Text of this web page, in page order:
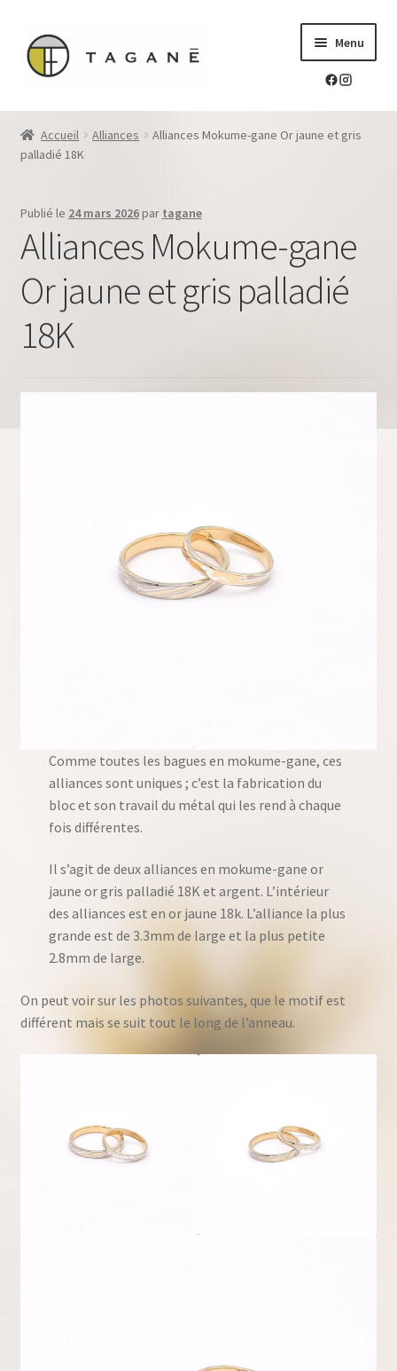
Aller
Aller
au
contenu
Menu
Le sur-mesure en mokume-gane
Mes réalisations
Blog Tagane
menu
Boutique
Ouvrir
menu
Contact
Accueil Alliances
Alliances Mokume-gane Or jaune et gris
palladié 18K
Publié le 24 mars 2026par tagane
Alliances Mokume-gane
Or jaune et gris palladié
18K
Comme toutes les bagues en mokume-gane, ces
alliances sont uniques ; c’est la fabrication du
bloc et son travail du métal qui les rend à chaque
fois différentes.
Il s’agit de deux alliances en mokume-gane or
jaune or gris palladié 18K et argent. L’intérieur
des alliances est en or jaune 18k. L’alliance la plus
grande est de 3.3mm de large et la plus petite
2.8mm de large.
On peut voir sur les photos suivantes, que le motif est
différent mais se suit tout le long de l’anneau.